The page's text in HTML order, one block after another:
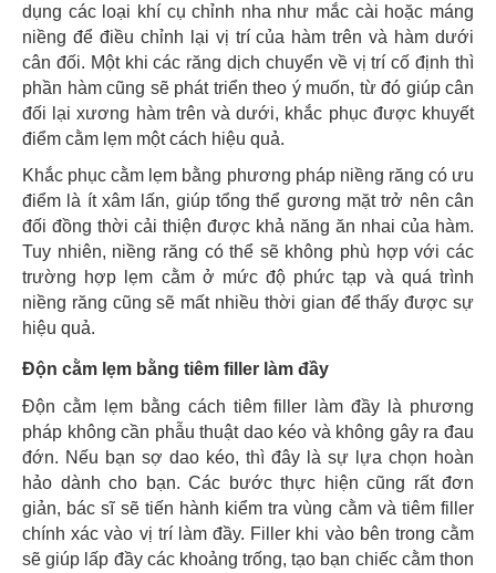
dụng các loại khí cụ chỉnh nha như mắc cài hoặc máng
niềng để điều chỉnh lại vị trí của hàm trên và hàm dưới
cân đối. Một khi các răng dịch chuyển về vị trí cố định thì
phần hàm cũng sẽ phát triển theo ý muốn, từ đó giúp cân
đối lại xương hàm trên và dưới, khắc phục được khuyết
điểm cằm lẹm một cách hiệu quả.
Khắc phục cằm lẹm bằng phương pháp niềng răng có ưu
điểm là ít xâm lấn, giúp tổng thể gương mặt trở nên cân
đối đồng thời cải thiện được khả năng ăn nhai của hàm.
Tuy nhiên, niềng răng có thể sẽ không phù hợp với các
trường hợp lẹm cằm ở mức độ phức tạp và quá trình
niềng răng cũng sẽ mất nhiều thời gian để thấy được sự
hiệu quả.
Độn cằm lẹm bằng tiêm filler làm đầy
Độn cằm lẹm bằng cách tiêm filler làm đầy là phương
pháp không cần phẫu thuật dao kéo và không gây ra đau
đớn. Nếu bạn sợ dao kéo, thì đây là sự lựa chọn hoàn
hảo dành cho bạn. Các bước thực hiện cũng rất đơn
giản, bác sĩ sẽ tiến hành kiểm tra vùng cằm và tiêm filler
chính xác vào vị trí làm đầy. Filler khi vào bên trong cằm
sẽ giúp lấp đầy các khoảng trống, tạo bạn chiếc cằm thon